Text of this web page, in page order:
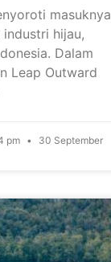
masuknya
hijau,
Dalam
Leap Outward
pm
30 September